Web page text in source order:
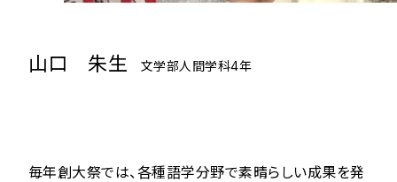
山口 朱生 文学部人間学科4年
毎年創大祭では、各種語学分野で素晴らしい成果を発